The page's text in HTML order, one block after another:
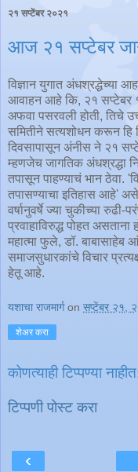
२१ सप्टेंबर २०२१
आज २१ सप्टेबर
विज्ञान युगात अंधश्रद्धेच्या
आवाहन आहे कि, २१ सप्टेबर
अफवा पसरवली होती, तिचे
समितीने सत्यशोधन करून हि
दिवसापासून अंनीस ने २१
म्हणजेच जागतिक अंधश्रद्धा
तपासून पाहण्याचं भान ठेवा.
तपासण्याचा इतिहास आहे'
वर्षानुवर्षे ज्या चुकीच्या रुढी-
प्रवाहाविरुद्ध पोहत असताना
महात्मा फुले, डॉ. बाबासाहेब
समाजसुधारकांचे विचार
हेतू आहे.
यशाचा राजमार्ग on सप्टेंबर २१,
शेअर करा
कोणत्याही टिप्पण्‍या
टिप्पणी पोस्ट करा
‹